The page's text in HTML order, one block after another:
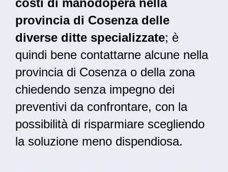
costi di manodopera nella
provincia di Cosenza delle
diverse ditte specializzate; è
quindi bene contattarne alcune nella
provincia di Cosenza o della zona
chiedendo senza impegno dei
preventivi da confrontare, con la
possibilità di risparmiare scegliendo
la soluzione meno dispendiosa.